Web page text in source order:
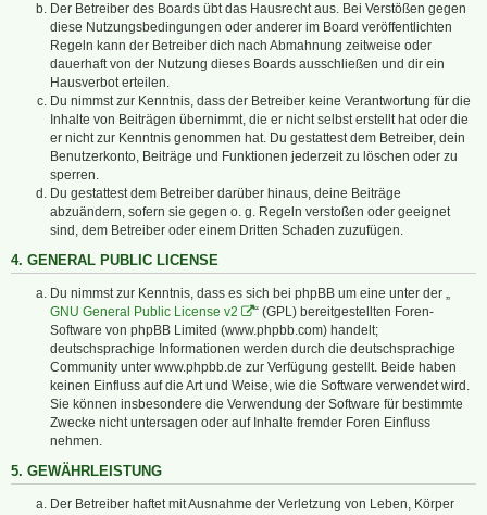
Der Betreiber des Boards übt das Hausrecht aus. Bei Verstößen gegen
diese Nutzungsbedingungen oder anderer im Board veröffentlichten
Regeln kann der Betreiber dich nach Abmahnung zeitweise oder
dauerhaft von der Nutzung dieses Boards ausschließen und dir ein
Hausverbot erteilen.
Du nimmst zur Kenntnis, dass der Betreiber keine Verantwortung für die
Inhalte von Beiträgen übernimmt, die er nicht selbst erstellt hat oder die
er nicht zur Kenntnis genommen hat. Du gestattest dem Betreiber, dein
Benutzerkonto, Beiträge und Funktionen jederzeit zu löschen oder zu
sperren.
Du gestattest dem Betreiber darüber hinaus, deine Beiträge
abzuändern, sofern sie gegen o. g. Regeln verstoßen oder geeignet
sind, dem Betreiber oder einem Dritten Schaden zuzufügen.
4. GENERAL PUBLIC LICENSE
Du nimmst zur Kenntnis, dass es sich bei phpBB um eine unter der „
GNU General Public License v2
“ (GPL) bereitgestellten Foren-
Software von phpBB Limited (www.phpbb.com) handelt;
deutschsprachige Informationen werden durch die deutschsprachige
Community unter www.phpbb.de zur Verfügung gestellt. Beide haben
keinen Einfluss auf die Art und Weise, wie die Software verwendet wird.
Sie können insbesondere die Verwendung der Software für bestimmte
Zwecke nicht untersagen oder auf Inhalte fremder Foren Einfluss
nehmen.
5. GEWÄHRLEISTUNG
Der Betreiber haftet mit Ausnahme der Verletzung von Leben, Körper